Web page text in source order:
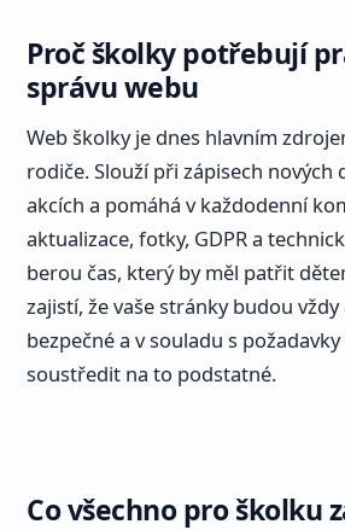
Proč školky potřebují
správu webu
Web školky je dnes hlavním
rodiče. Slouží při zápisech nových
akcích a pomáhá v každodenní
aktualizace, fotky, GDPR a
berou čas, který by měl patřit
zajistí, že vaše stránky budou
bezpečné a v souladu s
soustředit na to podstatné.
Co všechno pro školku